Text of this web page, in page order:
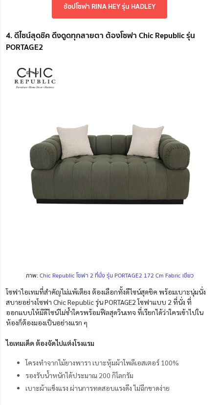
ช้อปโซฟา RINA HEY รุ่น HADLEY
4. ดีไซน์สุดชิค ดึงดูดทุกสายตา ต้องโซฟา Chic Republic รุ่น
PORTAGE2
ภาพ:Chic Republic โซฟา 2 ที่นั่ง รุ่น PORTAGE2 172 Cm Fabric เขียว
โซฟาไอเทมที่สำคัญไม่แพ้เตียง ต้องเลือกทั้งดีไซน์สุดชิค พร้อมเบาะนุ่มนั่ง
สบายอย่างโซฟา Chic Republic รุ่น PORTAGE2 โซฟาแบบ 2 ที่นั่ง ที่
ออกแบบให้มีดีไซน์ไม่ซ้ำใครพร้อมฟีลสุดวินเทจ ที่เรียกได้ว่าใครเข้าไปใน
ห้องก็ต้องมองเป็นอย่างแรก ๆ
ไอเทมเด็ด ต้องจัดไปแต่งโรงแรม
โครงทำจากไม้ยางพารา เบาะหุ้มผ้าโพลีเอสเตอร์ 100%
รองรับน้ำหนักได้ประมาณ 200 กิโลกรัม
เบาะผ้าแข็งแรง ผ่านการทดสอบแรงดึง ไม่ฉีกขาดง่าย